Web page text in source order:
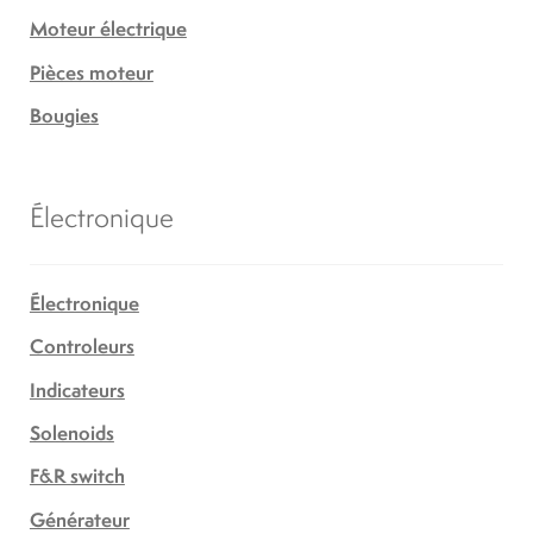
Moteur électrique
Pièces moteur
Bougies
Électronique
Électronique
Controleurs
Indicateurs
Solenoids
F&R switch
Générateur